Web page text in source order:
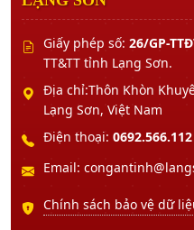
Giấy phép số: 26/GP-
TT&TT tỉnh Lạng Sơn.
Địa chỉ:Thôn Khòn
Lạng Sơn, Việt Nam
Điện thoại: 0692.566.112
Email:
Chính sách bảo vệ dữ